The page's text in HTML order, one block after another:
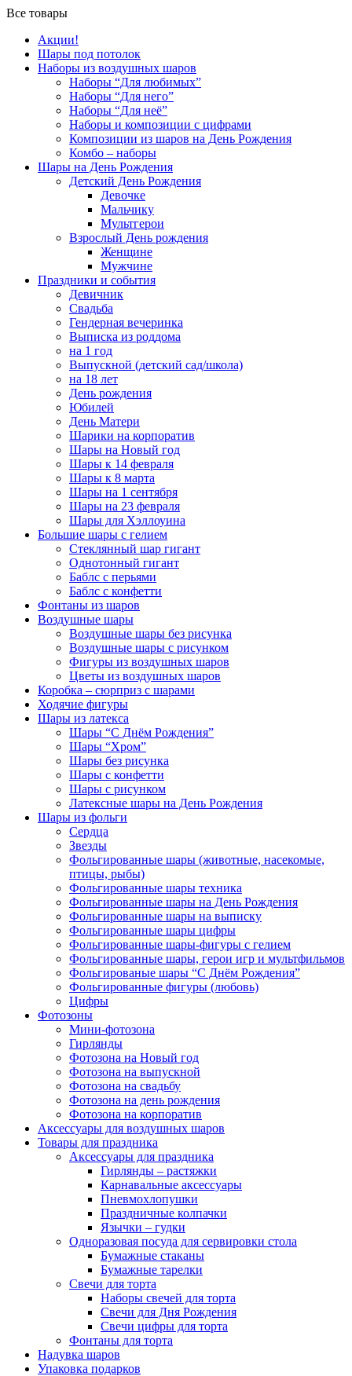
Все товары
Акции!
Шары под потолок
Наборы из воздушных шаров
Наборы “Для любимых”
Наборы “Для него”
Наборы “Для неё”
Наборы и композиции с цифрами
Композиции из шаров на День Рождения
Комбо – наборы
Шары на День Рождения
Детский День Рождения
Девочке
Мальчику
Мультгерои
Взрослый День рождения
Женщине
Мужчине
Праздники и события
Девичник
Свадьба
Гендерная вечеринка
Выписка из роддома
на 1 год
Выпускной (детский сад/школа)
на 18 лет
День рождения
Юбилей
День Матери
Шарики на корпоратив
Шары на Новый год
Шары к 14 февраля
Шары к 8 марта
Шары на 1 сентября
Шары на 23 февраля
Шары для Хэллоуина
Большие шары с гелием
Стеклянный шар гигант
Однотонный гигант
Баблс с перьями
Баблс с конфетти
Фонтаны из шаров
Воздушные шары
Воздушные шары без рисунка
Воздушные шары с рисунком
Фигуры из воздушных шаров
Цветы из воздушных шаров
Коробка – сюрприз с шарами
Ходячие фигуры
Шары из латекса
Шары “С Днём Рождения”
Шары “Хром”
Шары без рисунка
Шары с конфетти
Шары с рисунком
Латексные шары на День Рождения
Шары из фольги
Сердца
Звезды
Фольгированные шары (животные, насекомые,
птицы, рыбы)
Фольгированные шары техника
Фольгированные шары на День Рождения
Фольгированные шары на выписку
Фольгированные шары цифры
Фольгированные шары-фигуры с гелием
Фольгированные шары, герои игр и мультфильмов
Фольгированые шары “С Днём Рождения”
Фольгированные фигуры (любовь)
Цифры
Фотозоны
Мини-фотозона
Гирлянды
Фотозона на Новый год
Фотозона на выпускной
Фотозона на свадьбу
Фотозона на день рождения
Фотозона на корпоратив
Аксессуары для воздушных шаров
Товары для праздника
Аксессуары для праздника
Гирлянды – растяжки
Карнавальные аксессуары
Пневмохлопушки
Праздничные колпачки
Язычки – гудки
Одноразовая посуда для сервировки стола
Бумажные стаканы
Бумажные тарелки
Свечи для торта
Наборы свечей для торта
Свечи для Дня Рождения
Свечи цифры для торта
Фонтаны для торта
Надувка шаров
Упаковка подарков